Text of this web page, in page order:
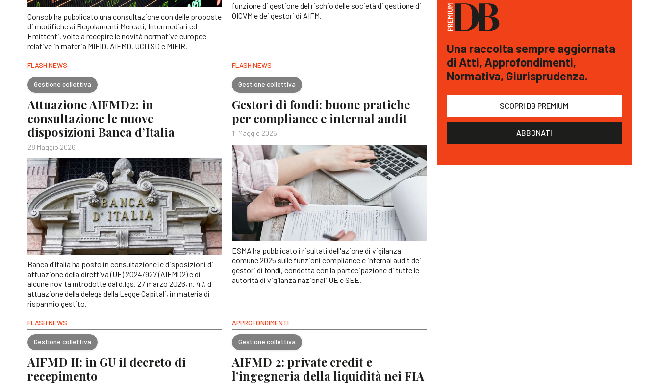
Consob ha pubblicato una consultazione con delle proposte
di modifiche ai Regolamenti Mercati, Intermediari ed
Emittenti, volte a recepire le novità normative europee
relative in materia MIFID, AIFMD, UCITSD e MIFIR.
funzione di gestione del rischio delle società di gestione di
OICVM e dei gestori di AIFM.
FLASH NEWS
Gestione collettiva
Attuazione AIFMD2: in
consultazione le nuove
disposizioni Banca d’Italia
28 Maggio 2026
Banca d’Italia ha posto in consultazione le disposizioni di
attuazione della direttiva (UE) 2024/927 (AIFMD2) e di
alcune novità introdotte dal d.lgs. 27 marzo 2026, n. 47, di
attuazione della delega della Legge Capitali, in materia di
risparmio gestito.
FLASH NEWS
Gestione collettiva
Gestori di fondi: buone pratiche
per compliance e internal audit
11 Maggio 2026
ESMA ha pubblicato i risultati dell'azione di vigilanza
comune 2025 sulle funzioni compliance e internal audit dei
gestori di fondi, condotta con la partecipazione di tutte le
autorità di vigilanza nazionali UE e SEE.
FLASH NEWS
Gestione collettiva
AIFMD II: in GU il decreto di
recepimento
APPROFONDIMENTI
Gestione collettiva
AIFMD 2: private credit e
l’ingegneria della liquidità nei FIA
Una raccolta sempre aggiornata
di Atti, Approfondimenti,
Normativa, Giurisprudenza.
SCOPRI DB PREMIUM
ABBONATI